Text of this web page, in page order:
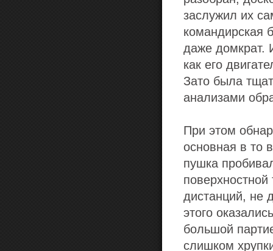
заслужил их
командирская
даже домкрат.
как его
Зато была
анализами
При этом
основная в то
пушка
дистанций, не
этого
большой
слишком